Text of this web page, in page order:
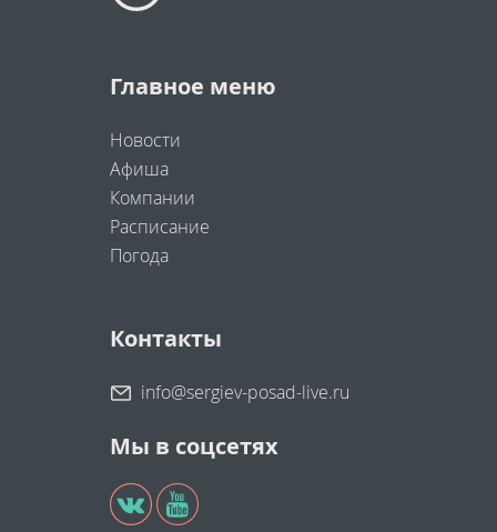
Главное меню
Новости
Афиша
Компании
Расписание
Погода
Контакты
info@sergiev-posad-live.ru
Мы в соцсетях